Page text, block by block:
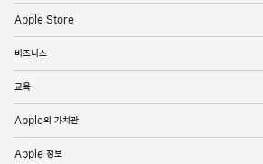
Apple Store
비즈니스
교육
Apple의 가치관
Apple 정보